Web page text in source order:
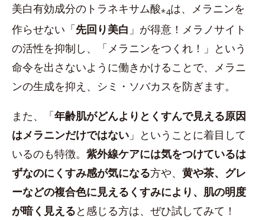
美白有効成分のトラネキサム酸*4は、メラニンを
作らせない「先回り美白 」が得意！メラノサイト
の活性を抑制し、「メラニンをつくれ！」という
命令を出さないように働きかけることで、メラニ
ンの生成を抑え、シミ・ソバカスを防ぎます。
また、「年齢肌がどんよりとくすんで見える原因
はメラニンだけではない 」ということに着目して
いるのも特徴。 紫外線ケアには気をつけているは
ずなのにくすみ感が気になる方や、 黄や茶、グレ
ーなどの複合色に見えるくすみにより、肌の明度
が暗く見えると感じる方は、ぜひ試してみて！